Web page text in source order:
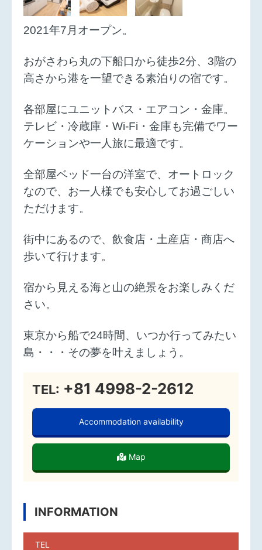
2021年7月オープン。
おがさわら丸の下船口から徒歩2分、3階の
高さから港を一望できる素泊りの宿です。
各部屋にユニットバス・エアコン・金庫。
テレビ・冷蔵庫・Wi-Fi・金庫も完備でワー
ケーションや一人旅に最適です。
全部屋ベッド一台の洋室で、オートロック
なので、お一人様でも安心してお過ごしい
ただけます。
街中にあるので、飲食店・土産店・商店へ
歩いて行けます。
宿から見える海と山の絶景をお楽しみくだ
さい。
東京から船で24時間、いつか行ってみたい
島・・・その夢を叶えましょう。
TEL: +81 4998-2-2612
Accommodation availability
Map
INFORMATION
TEL